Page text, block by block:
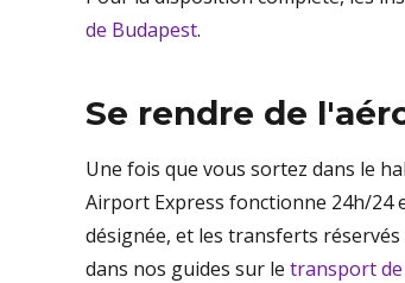
de Budapest.
Se rendre de
Une fois que vous sortez dans le
Airport Express fonctionne 24h/24
désignée, et les transferts
dans nos guides sur le transport